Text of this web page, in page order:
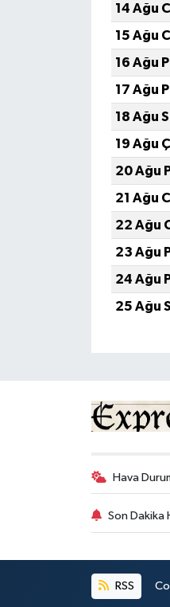
14 Ağu
15 Ağu
16 Ağu
17 Ağu
18 Ağu
19 Ağu
20 Ağu
21 Ağu
22 Ağu
23 Ağu
24 Ağu
25 Ağu
Hava
Son Dakika
RSS